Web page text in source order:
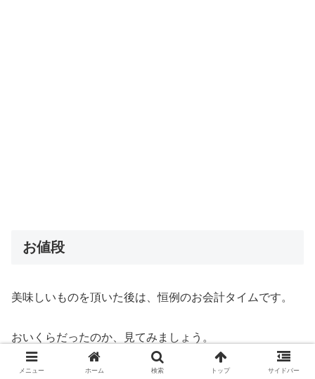
お値段
美味しいものを頂いた後は、恒例のお会計タイムです。
おいくらだったのか、見てみましょう。
メニュー ホーム 検索 トップ サイドバー